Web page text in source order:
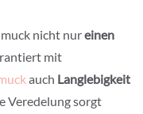
nicht nureinen
mit
auch Langlebigkeit
Veredelung sorgt